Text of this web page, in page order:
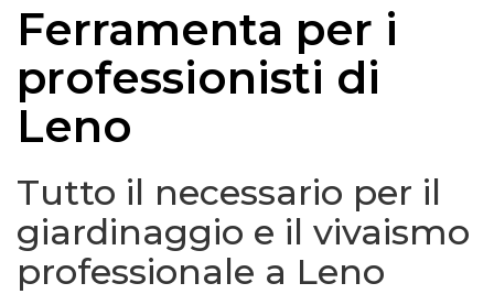
Ferramenta per i
professionisti di
Leno
Tutto il necessario per il
giardinaggio e il vivaismo
professionale a Leno